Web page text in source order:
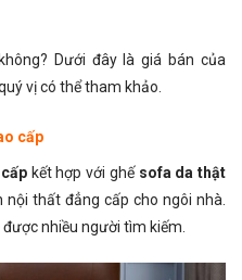
Dưới đây là giá bán của
vị có thể tham khảo.
cấp
kết hợp với ghế sofa da thật
thất đẳng cấp cho ngôi nhà.
nhiều người tìm kiếm.